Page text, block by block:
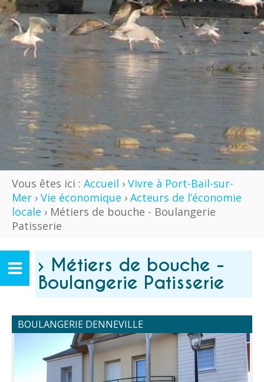
Vous êtes ici : Accueil › Vivre à Port-Bail-sur-
Mer › Vie économique › Acteurs de l’économie
locale › Métiers de bouche - Boulangerie
Patisserie
› Métiers de bouche -
Boulangerie Patisserie
BOULANGERIE DENNEVILLE